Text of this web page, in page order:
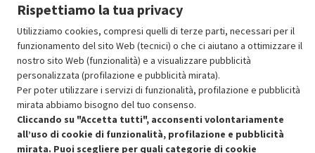
Aggiungi al carrello
OFFERTE IMPERDIBILI
Risparmio garantito rispetto al corrispondente prodotto nuovo.
Rispettiamo la tua privacy
Utilizziamo cookies, compresi quelli di terze parti, necessari per il
funzionamento del sito Web (tecnici) o che ci aiutano a ottimizzare il
nostro sito Web (funzionalità) e a visualizzare pubblicità
personalizzata (profilazione e pubblicità mirata).
Per poter utilizzare i servizi di funzionalità, profilazione e pubblicità
mirata abbiamo bisogno del tuo consenso.
Cliccando su "Accetta tutti", acconsenti volontariamente
all’uso di cookie di funzionalità, profilazione e pubblicità
mirata. Puoi scegliere per quali categorie di cookie